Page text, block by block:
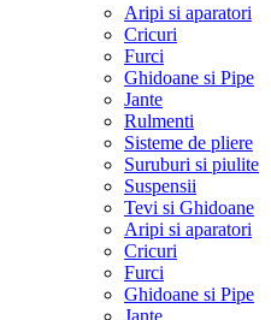
Aripi si aparatori
Cricuri
Furci
Ghidoane si Pipe
Jante
Rulmenti
Sisteme de pliere
Suruburi si piulite
Suspensii
Tevi si Ghidoane
Aripi si aparatori
Cricuri
Furci
Ghidoane si Pipe
Jante